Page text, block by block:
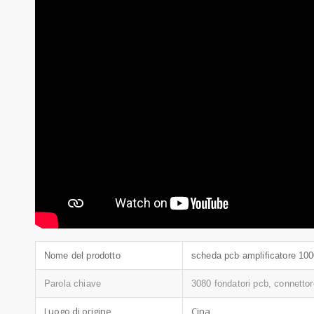
Nome del prodotto scheda pcb amplificatore
Parola chiave 3080 fondatori pcb,
Luogo di origine Cina